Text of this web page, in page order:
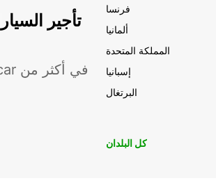
تأجير
موقعًا لشركة Europcar في أكثر من
فرنسا
ألمانيا
المملكة المتحدة
إسبانيا
البرتغال
كل البلدان